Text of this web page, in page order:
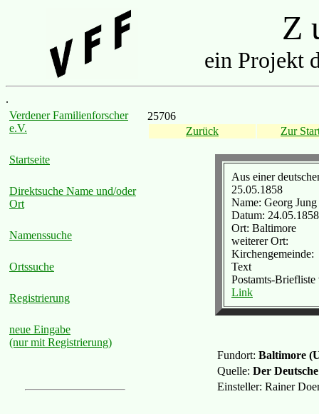
Z
ein Projekt
.
Verdener Familienforscher
e.V.
Startseite
Direktsuche Name und/oder
Ort
Namenssuche
Ortssuche
Registrierung
neue Eingabe
(nur mit Registrierung)
25706
Zurück
Zur
Aus einer
25.05.1858
Name: Georg Jung
Datum: 24.05.1858
Ort: Baltimore
weiterer Ort:
Kirchengemeinde:
Text
Postamts-
Link
Fundort: Baltimore
Quelle: Der
Einsteller: Rainer